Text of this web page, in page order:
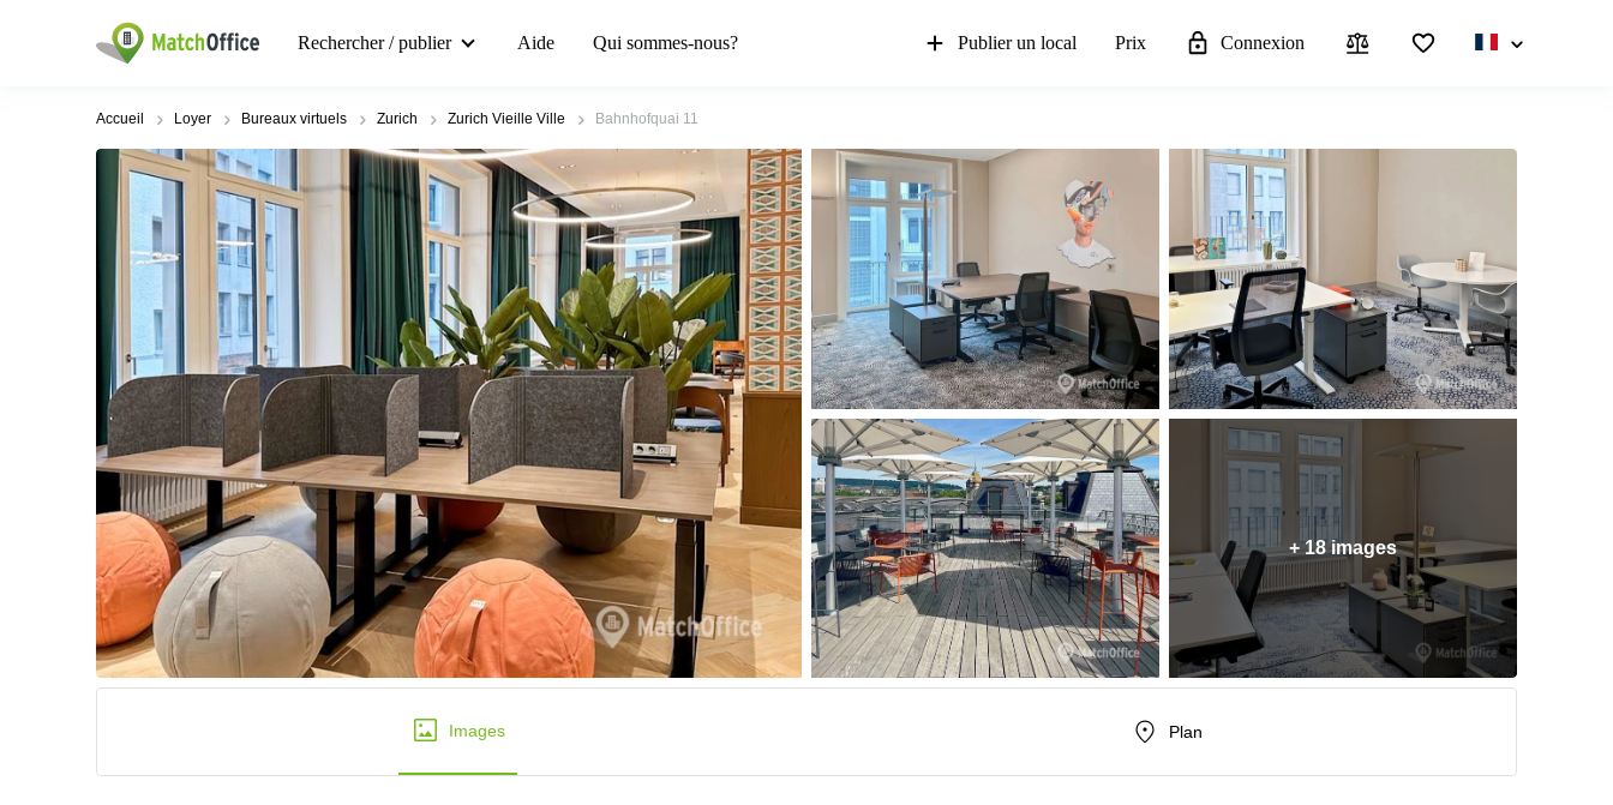
Rechercher / publier Aide Qui sommes-nous? Publier un local Prix Connexion
Accueil Loyer Bureaux virtuels Zurich Zurich Vieille Ville Bahnhofquai 11
+ 18 images
Images Plan